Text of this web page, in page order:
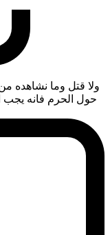
ولا قتل وما نشاهده
حول الحرم فانه يجب